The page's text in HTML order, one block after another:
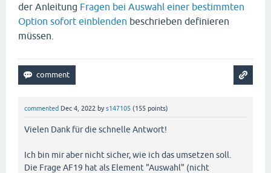
der Anleitung Fragen bei Auswahl einer bestimmten
Option sofort einblenden beschrieben definieren
müssen.
commented Dec 4, 2022 bys147105 (155 points)
Vielen Dank für die schnelle Antwort!
Ich bin mir aber nicht sicher, wie ich das umsetzen soll.
Die Frage AF19 hat als Element "Auswahl" (nicht